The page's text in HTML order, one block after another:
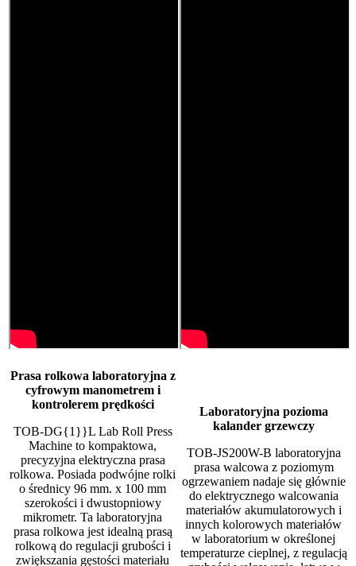
Prasa rolkowa laboratoryjna z
cyfrowym manometrem i
kontrolerem prędkości
TOB-DG{1}}L Lab Roll Press
Machine to kompaktowa,
precyzyjna elektryczna prasa
rolkowa. Posiada podwójne rolki
o średnicy 96 mm. x 100 mm
szerokości i dwustopniowy
mikrometr. Ta laboratoryjna
prasa rolkowa jest idealną prasą
rolkową do regulacji grubości i
zwiększania gęstości materiału
Laboratoryjna pozioma
kalander grzewczy
TOB-JS200W-B laboratoryjna
prasa walcowa z poziomym
ogrzewaniem nadaje się głównie
do elektrycznego walcowania
materiałów akumulatorowych i
innych kolorowych materiałów
w laboratorium w określonej
temperaturze cieplnej, z regulacją